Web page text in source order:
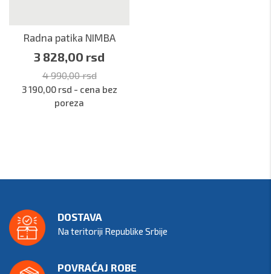
Radna patika NIMBA
3 828,00 rsd
4 990,00 rsd
3 190,00 rsd - cena bez
poreza
DOSTAVA
Na teritoriji Republike Srbije
POVRAĆAJ ROBE